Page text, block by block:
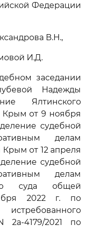
Федерации
В.Н.,
И.Д.
заседании
Надежды
Ялтинского
Крым от 9 ноября
судебной
делам
от 12 апреля
судебной
делам
суда общей
2022 г. по
2а-4179/2021 по